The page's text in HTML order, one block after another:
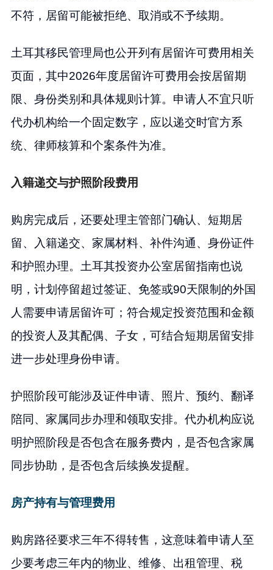
不符，居留可能被拒绝、取消或不予续期。
土耳其移民管理局也公开列有居留许可费用相关
页面，其中2026年度居留许可费用会按居留期
限、身份类别和具体规则计算。申请人不宜只听
代办机构给一个固定数字，应以递交时官方系
统、律师核算和个案条件为准。
入籍递交与护照阶段费用
购房完成后，还要处理主管部门确认、短期居
留、入籍递交、家属材料、补件沟通、身份证件
和护照办理。土耳其投资办公室居留指南也说
明，计划停留超过签证、免签或90天限制的外国
人需要申请居留许可；符合规定投资范围和金额
的投资人及其配偶、子女，可结合短期居留安排
进一步处理身份申请。
护照阶段可能涉及证件申请、照片、预约、翻译
陪同、家属同步办理和领取安排。代办机构应说
明护照阶段是否包含在服务费内，是否包含家属
同步协助，是否包含后续换发提醒。
房产持有与管理费用
购房路径要求三年不得转售，这意味着申请人至
少要考虑三年内的物业、维修、出租管理、税